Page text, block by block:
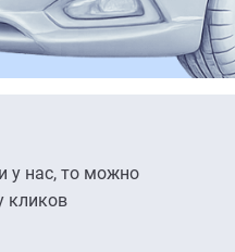
у нас, то можно
кликов